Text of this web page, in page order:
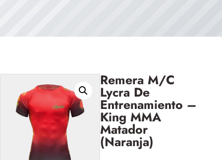
Remera M/C
Lycra De
Entrenamiento –
King MMA
Matador
(Naranja)